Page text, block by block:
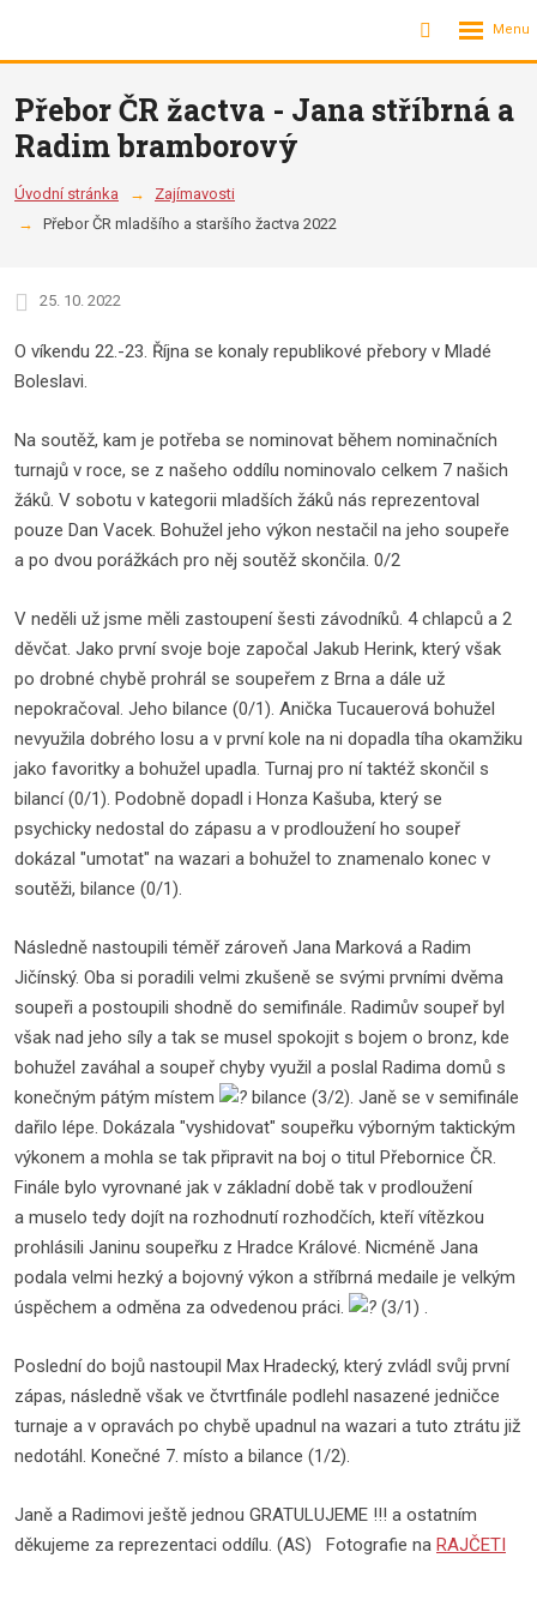
Vyhledávání
Rozbalení
menu
Přebor ČR žactva - Jana stříbrná a
Radim bramborový
Úvodní stránka
Zajímavosti
Přebor ČR mladšího a staršího žactva 2022
25. 10. 2022
O víkendu 22.-23. Října se konaly republikové přebory v Mladé
Boleslavi.
Na soutěž, kam je potřeba se nominovat během nominačních
turnajů v roce, se z našeho oddílu nominovalo celkem 7 našich
žáků. V sobotu v kategorii mladších žáků nás reprezentoval
pouze Dan Vacek. Bohužel jeho výkon nestačil na jeho soupeře
a po dvou porážkách pro něj soutěž skončila. 0/2
V neděli už jsme měli zastoupení šesti závodníků. 4 chlapců a 2
děvčat. Jako první svoje boje započal Jakub Herink, který však
po drobné chybě prohrál se soupeřem z Brna a dále už
nepokračoval. Jeho bilance (0/1). Anička Tucauerová bohužel
nevyužila dobrého losu a v první kole na ni dopadla tíha okamžiku
jako favoritky a bohužel upadla. Turnaj pro ní taktéž skončil s
bilancí (0/1). Podobně dopadl i Honza Kašuba, který se
psychicky nedostal do zápasu a v prodloužení ho soupeř
dokázal "umotat" na wazari a bohužel to znamenalo konec v
soutěži, bilance (0/1).
Následně nastoupili téměř zároveň Jana Marková a Radim
Jičínský. Oba si poradili velmi zkušeně se svými prvními dvěma
soupeři a postoupili shodně do semifinále. Radimův soupeř byl
však nad jeho síly a tak se musel spokojit s bojem o bronz, kde
bohužel zaváhal a soupeř chyby využil a poslal Radima domů s
konečným pátým místem
bilance (3/2). Janě se v semifinále
dařilo lépe. Dokázala "vyshidovat" soupeřku výborným taktickým
výkonem a mohla se tak připravit na boj o titul Přebornice ČR.
Finále bylo vyrovnané jak v základní době tak v prodloužení
a muselo tedy dojít na rozhodnutí rozhodčích, kteří vítězkou
prohlásili Janinu soupeřku z Hradce Králové. Nicméně Jana
podala velmi hezký a bojovný výkon a stříbrná medaile je velkým
úspěchem a odměna za odvedenou práci.
(3/1) .
Poslední do bojů nastoupil Max Hradecký, který zvládl svůj první
zápas, následně však ve čtvrtfinále podlehl nasazené jedničce
turnaje a v opravách po chybě upadnul na wazari a tuto ztrátu již
nedotáhl. Konečné 7. místo a bilance (1/2).
Janě a Radimovi ještě jednou GRATULUJEME !!! a ostatním
děkujeme za reprezentaci oddílu. (AS) Fotografie na RAJČETI